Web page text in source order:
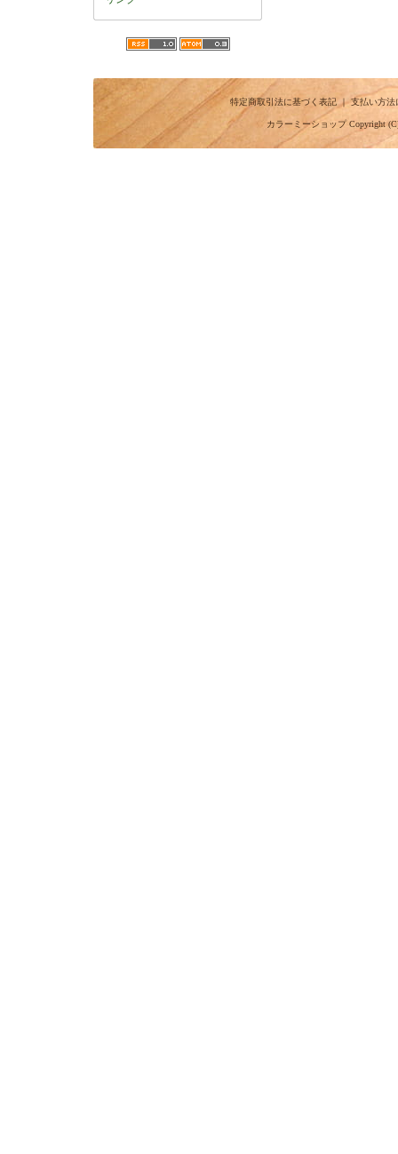
特定商取引法に基づく表記｜支払い方法
カラーミーショップCopyright